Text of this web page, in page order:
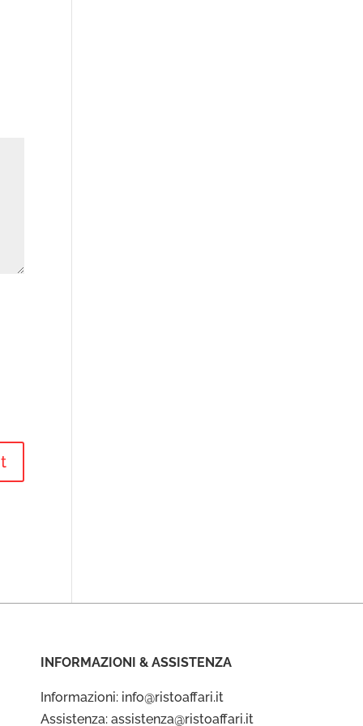
INFORMAZIONI & ASSISTENZA
Informazioni: info@ristoaffari.it
Assistenza: assistenza@ristoaffari.it